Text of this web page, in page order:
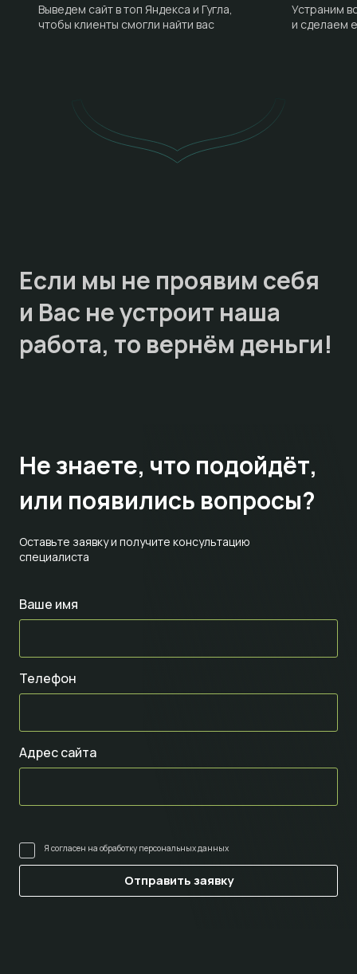
Выведем сайт в топ Яндекса и Гугла,
чтобы клиенты смогли найти вас
Устраним
и сделаем
Если мы не проявим себя
и Вас не устроит наша
работа, то вернём деньги!
Оставьте заявку и получите консультацию
специалиста
Не знаете, что подойдёт,
или появились вопросы?
Ваше имя
Телефон
Адрес сайта
Я согласен на обработку персональных данных